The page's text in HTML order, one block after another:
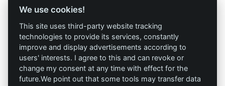
Allprotec® Solo
trabaja seguro
Omniprotect –
Tienda Online
condiciones
Privacidad
Impresión
We use cookies!
This site uses third-party website tracking
technologies to provide its services, constantly
improve and display advertisements according to
users' interests. I agree to this and can revoke or
change my consent at any time with effect for the
future.We point out that some tools may transfer data